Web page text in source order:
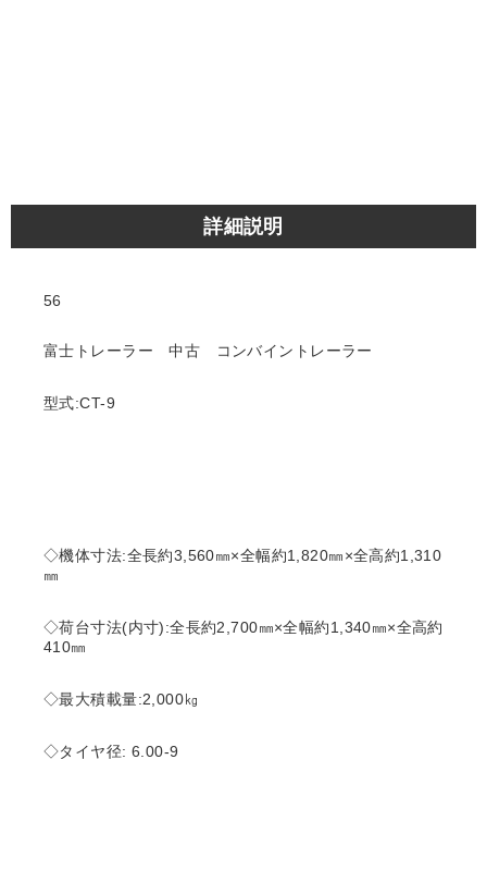
詳細説明
56
富士トレーラー 中古 コンバイントレーラー
型式:CT-9
◇機体寸法:全長約3,560㎜×全幅約1,820㎜×全高約1,310
㎜
◇荷台寸法(内寸):全長約2,700㎜×全幅約1,340㎜×全高約
410㎜
◇最大積載量:2,000㎏
◇タイヤ径: 6.00-9